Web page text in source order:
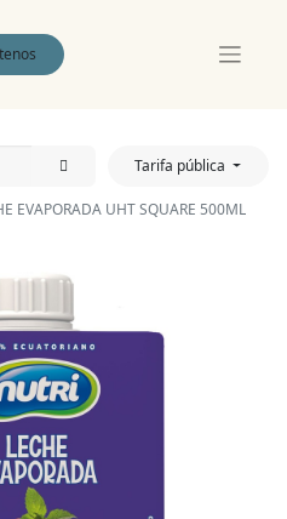
Tarifa pública
EVAPORADA UHT SQUARE 500ML